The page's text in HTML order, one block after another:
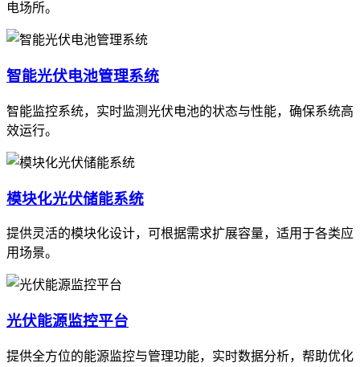
电场所。
智能光伏电池管理系统
智能监控系统，实时监测光伏电池的状态与性能，确保系统高
效运行。
模块化光伏储能系统
提供灵活的模块化设计，可根据需求扩展容量，适用于各类应
用场景。
光伏能源监控平台
提供全方位的能源监控与管理功能，实时数据分析，帮助优化